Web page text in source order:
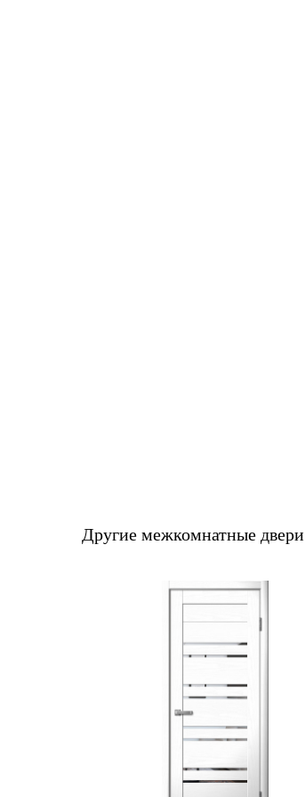
Другие межкомнатные двери